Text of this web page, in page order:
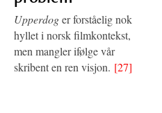
Upperdoger forståelig nok
hyllet i norsk filmkontekst,
men mangler ifølge vår
skribent en ren visjon. [27]